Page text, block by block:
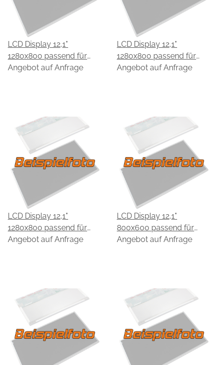
LCD Display 12,1"
1280x800 passend für
HannStar HSD121PW11-A
Angebot auf Anfrage
LCD Display 12,1"
1280x800 passend für
HannStar HSD121PW11-B
Angebot auf Anfrage
LCD Display 12,1"
1280x800 passend für
HannStar HSD121PW12
Angebot auf Anfrage
LCD Display 12,1"
800x600 passend für
HannStar HSD121PS11-A
Angebot auf Anfrage